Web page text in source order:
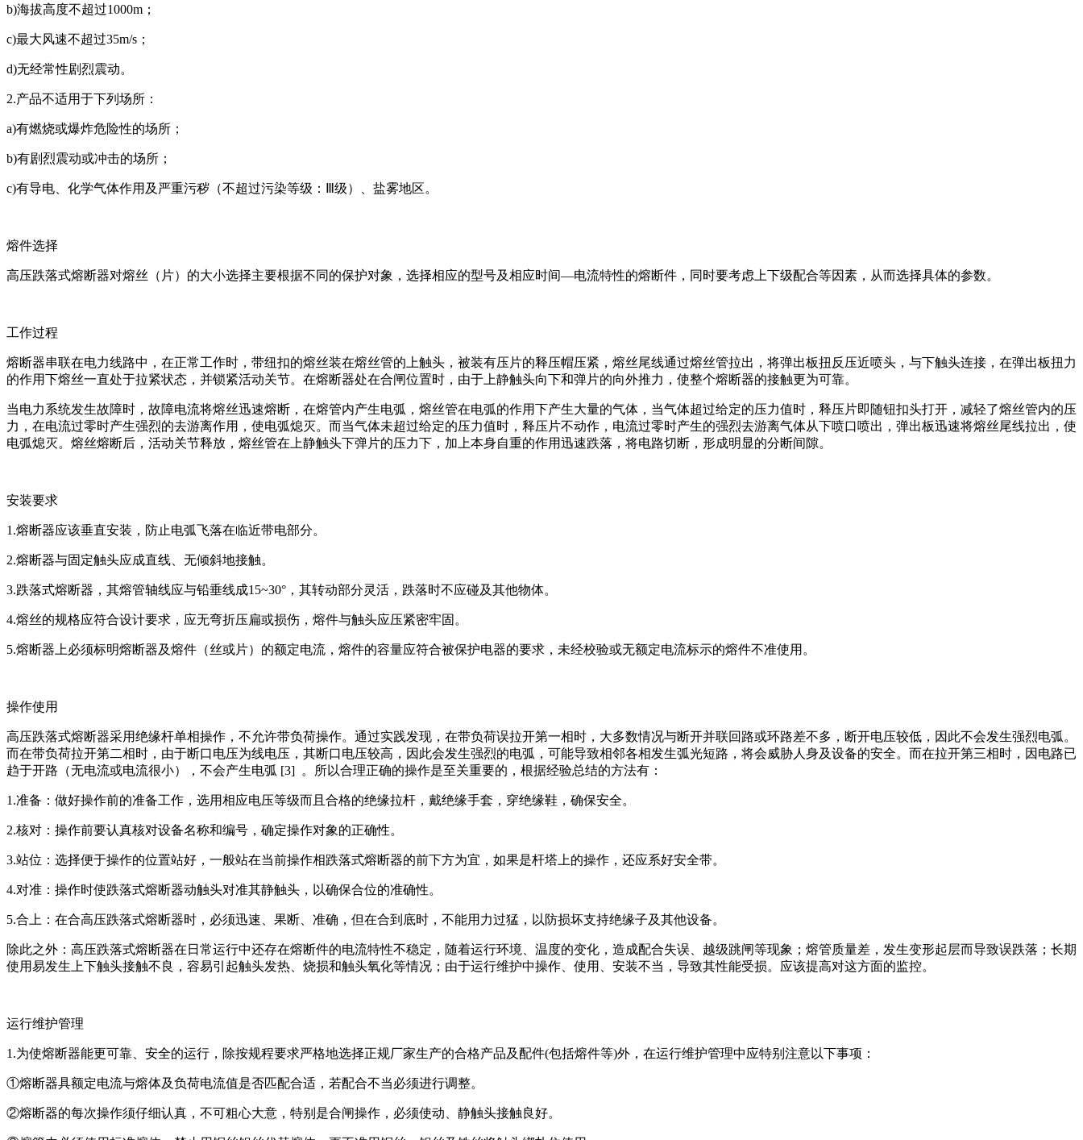
b)海拔高度不超过1000m；
c)最大风速不超过35m/s；
d)无经常性剧烈震动。
2.产品不适用于下列场所：
a)有燃烧或爆炸危险性的场所；
b)有剧烈震动或冲击的场所；
c)有导电、化学气体作用及严重污秽（不超过污染等级：Ⅲ级）、盐雾地区。
熔件选择
高压跌落式熔断器对熔丝（片）的大小选择主要根据不同的保护对象，选择相应的型号及相应时间—电流特性的熔断件，同时要考虑上下级配合等因素，从而选择具体的参数。
工作过程
熔断器串联在电力线路中，在正常工作时，带纽扣的熔丝装在熔丝管的上触头，被装有压片的释压帽压紧，熔丝尾线通过熔丝管拉出，将弹出板扭反压近喷头，与下触头连接，在弹出板扭力
的作用下熔丝一直处于拉紧状态，并锁紧活动关节。在熔断器处在合闸位置时，由于上静触头向下和弹片的向外推力，使整个熔断器的接触更为可靠。
当电力系统发生故障时，故障电流将熔丝迅速熔断，在熔管内产生电弧，熔丝管在电弧的作用下产生大量的气体，当气体超过给定的压力值时，释压片即随钮扣头打开，减轻了熔丝管内的压
力，在电流过零时产生强烈的去游离作用，使电弧熄灭。而当气体未超过给定的压力值时，释压片不动作，电流过零时产生的强烈去游离气体从下喷口喷出，弹出板迅速将熔丝尾线拉出，使
电弧熄灭。熔丝熔断后，活动关节释放，熔丝管在上静触头下弹片的压力下，加上本身自重的作用迅速跌落，将电路切断，形成明显的分断间隙。
安装要求
1.熔断器应该垂直安装，防止电弧飞落在临近带电部分。
2.熔断器与固定触头应成直线、无倾斜地接触。
3.跌落式熔断器，其熔管轴线应与铅垂线成15~30°，其转动部分灵活，跌落时不应碰及其他物体。
4.熔丝的规格应符合设计要求，应无弯折压扁或损伤，熔件与触头应压紧密牢固。
5.熔断器上必须标明熔断器及熔件（丝或片）的额定电流，熔件的容量应符合被保护电器的要求，未经校验或无额定电流标示的熔件不准使用。
操作使用
高压跌落式熔断器采用绝缘杆单相操作，不允许带负荷操作。通过实践发现，在带负荷误拉开第一相时，大多数情况与断开并联回路或环路差不多，断开电压较低，因此不会发生强烈电弧。
而在带负荷拉开第二相时，由于断口电压为线电压，其断口电压较高，因此会发生强烈的电弧，可能导致相邻各相发生弧光短路，将会威胁人身及设备的安全。而在拉开第三相时，因电路已
趋于开路（无电流或电流很小），不会产生电弧 [3] 。所以合理正确的操作是至关重要的，根据经验总结的方法有：
1.准备：做好操作前的准备工作，选用相应电压等级而且合格的绝缘拉杆，戴绝缘手套，穿绝缘鞋，确保安全。
2.核对：操作前要认真核对设备名称和编号，确定操作对象的正确性。
3.站位：选择便于操作的位置站好，一般站在当前操作相跌落式熔断器的前下方为宜，如果是杆塔上的操作，还应系好安全带。
4.对准：操作时使跌落式熔断器动触头对准其静触头，以确保合位的准确性。
5.合上：在合高压跌落式熔断器时，必须迅速、果断、准确，但在合到底时，不能用力过猛，以防损坏支持绝缘子及其他设备。
除此之外：高压跌落式熔断器在日常运行中还存在熔断件的电流特性不稳定，随着运行环境、温度的变化，造成配合失误、越级跳闸等现象；熔管质量差，发生变形起层而导致误跌落；长期
使用易发生上下触头接触不良，容易引起触头发热、烧损和触头氧化等情况；由于运行维护中操作、使用、安装不当，导致其性能受损。应该提高对这方面的监控。
运行维护管理
1.为使熔断器能更可靠、安全的运行，除按规程要求严格地选择正规厂家生产的合格产品及配件(包括熔件等)外，在运行维护管理中应特别注意以下事项：
①熔断器具额定电流与熔体及负荷电流值是否匹配合适，若配合不当必须进行调整。
②熔断器的每次操作须仔细认真，不可粗心大意，特别是合闸操作，必须使动、静触头接触良好。